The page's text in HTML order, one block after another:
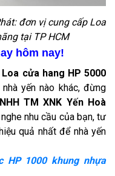
đơn vị cung cấp Loa
tại TP HCM
hôm nay!
Loa cửa hang HP 5000
yến nào khác, đừng
TM XNK Yến Hoà
nhu cầu của bạn, tư
quả nhất để nhà yến
HP 1000 khung nhựa